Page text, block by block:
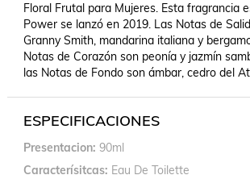
Floral Frutal para Mujeres. Esta fragrancia
Power se lanzó en 2019. Las Notas de
Granny Smith, mandarina italiana y
Notas de Corazón son peonía y jazmín
las Notas de Fondo son ámbar, cedro del
ESPECIFICACIONES
Presentacion 90ml
Caracterísitcas Eau De Toilette